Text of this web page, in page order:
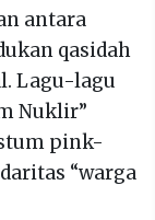
antara
qasidah
Lagu-lagu
Nuklir”
pink-
“warga